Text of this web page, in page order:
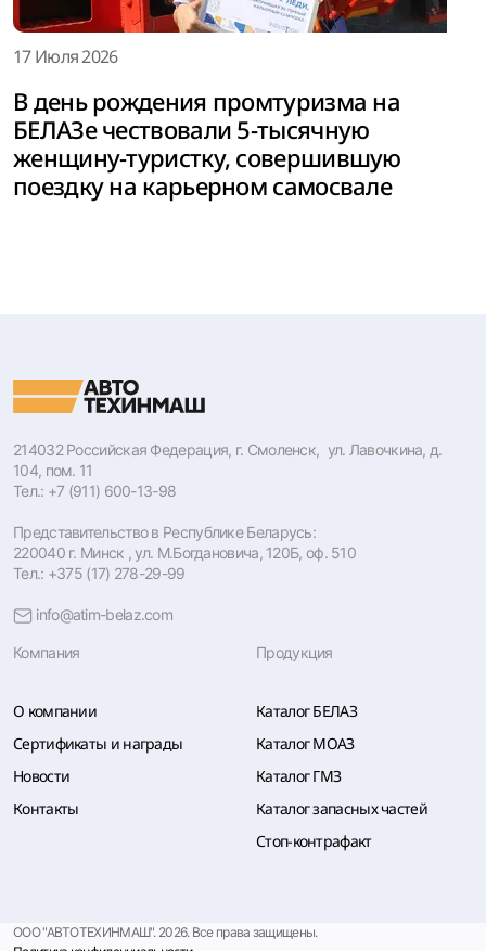
17 Июля 2026
В день рождения промтуризма на
БЕЛАЗе чествовали 5-тысячную
женщину-туристку, совершившую
поездку на карьерном самосвале
214032 Российская Федерация, г. Смоленск, ул. Лавочкина, д.
104, пом. 11
Тел.: +7 (911) 600-13-98
Представительство в Республике Беларусь:
220040 г. Минск , ул. М.Богдановича, 120Б, оф. 510
Тел.: +375 (17) 278-29-99
info@atim-belaz.com
Компания
О компании
Сертификаты и награды
Новости
Контакты
Продукция
Каталог БЕЛАЗ
Каталог МОАЗ
Каталог ГМЗ
Каталог запасных частей
Стоп-контрафакт
ООО "АВТОТЕХИНМАШ". 2026. Все права защищены.